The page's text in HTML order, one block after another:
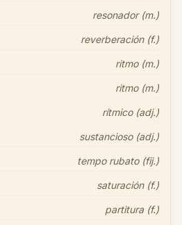
resonador (m.)
reverberación (f.)
ritmo (m.)
ritmo (m.)
rítmico (adj.)
sustancioso (adj.)
tempo rubato (fij.)
saturación (f.)
partitura (f.)